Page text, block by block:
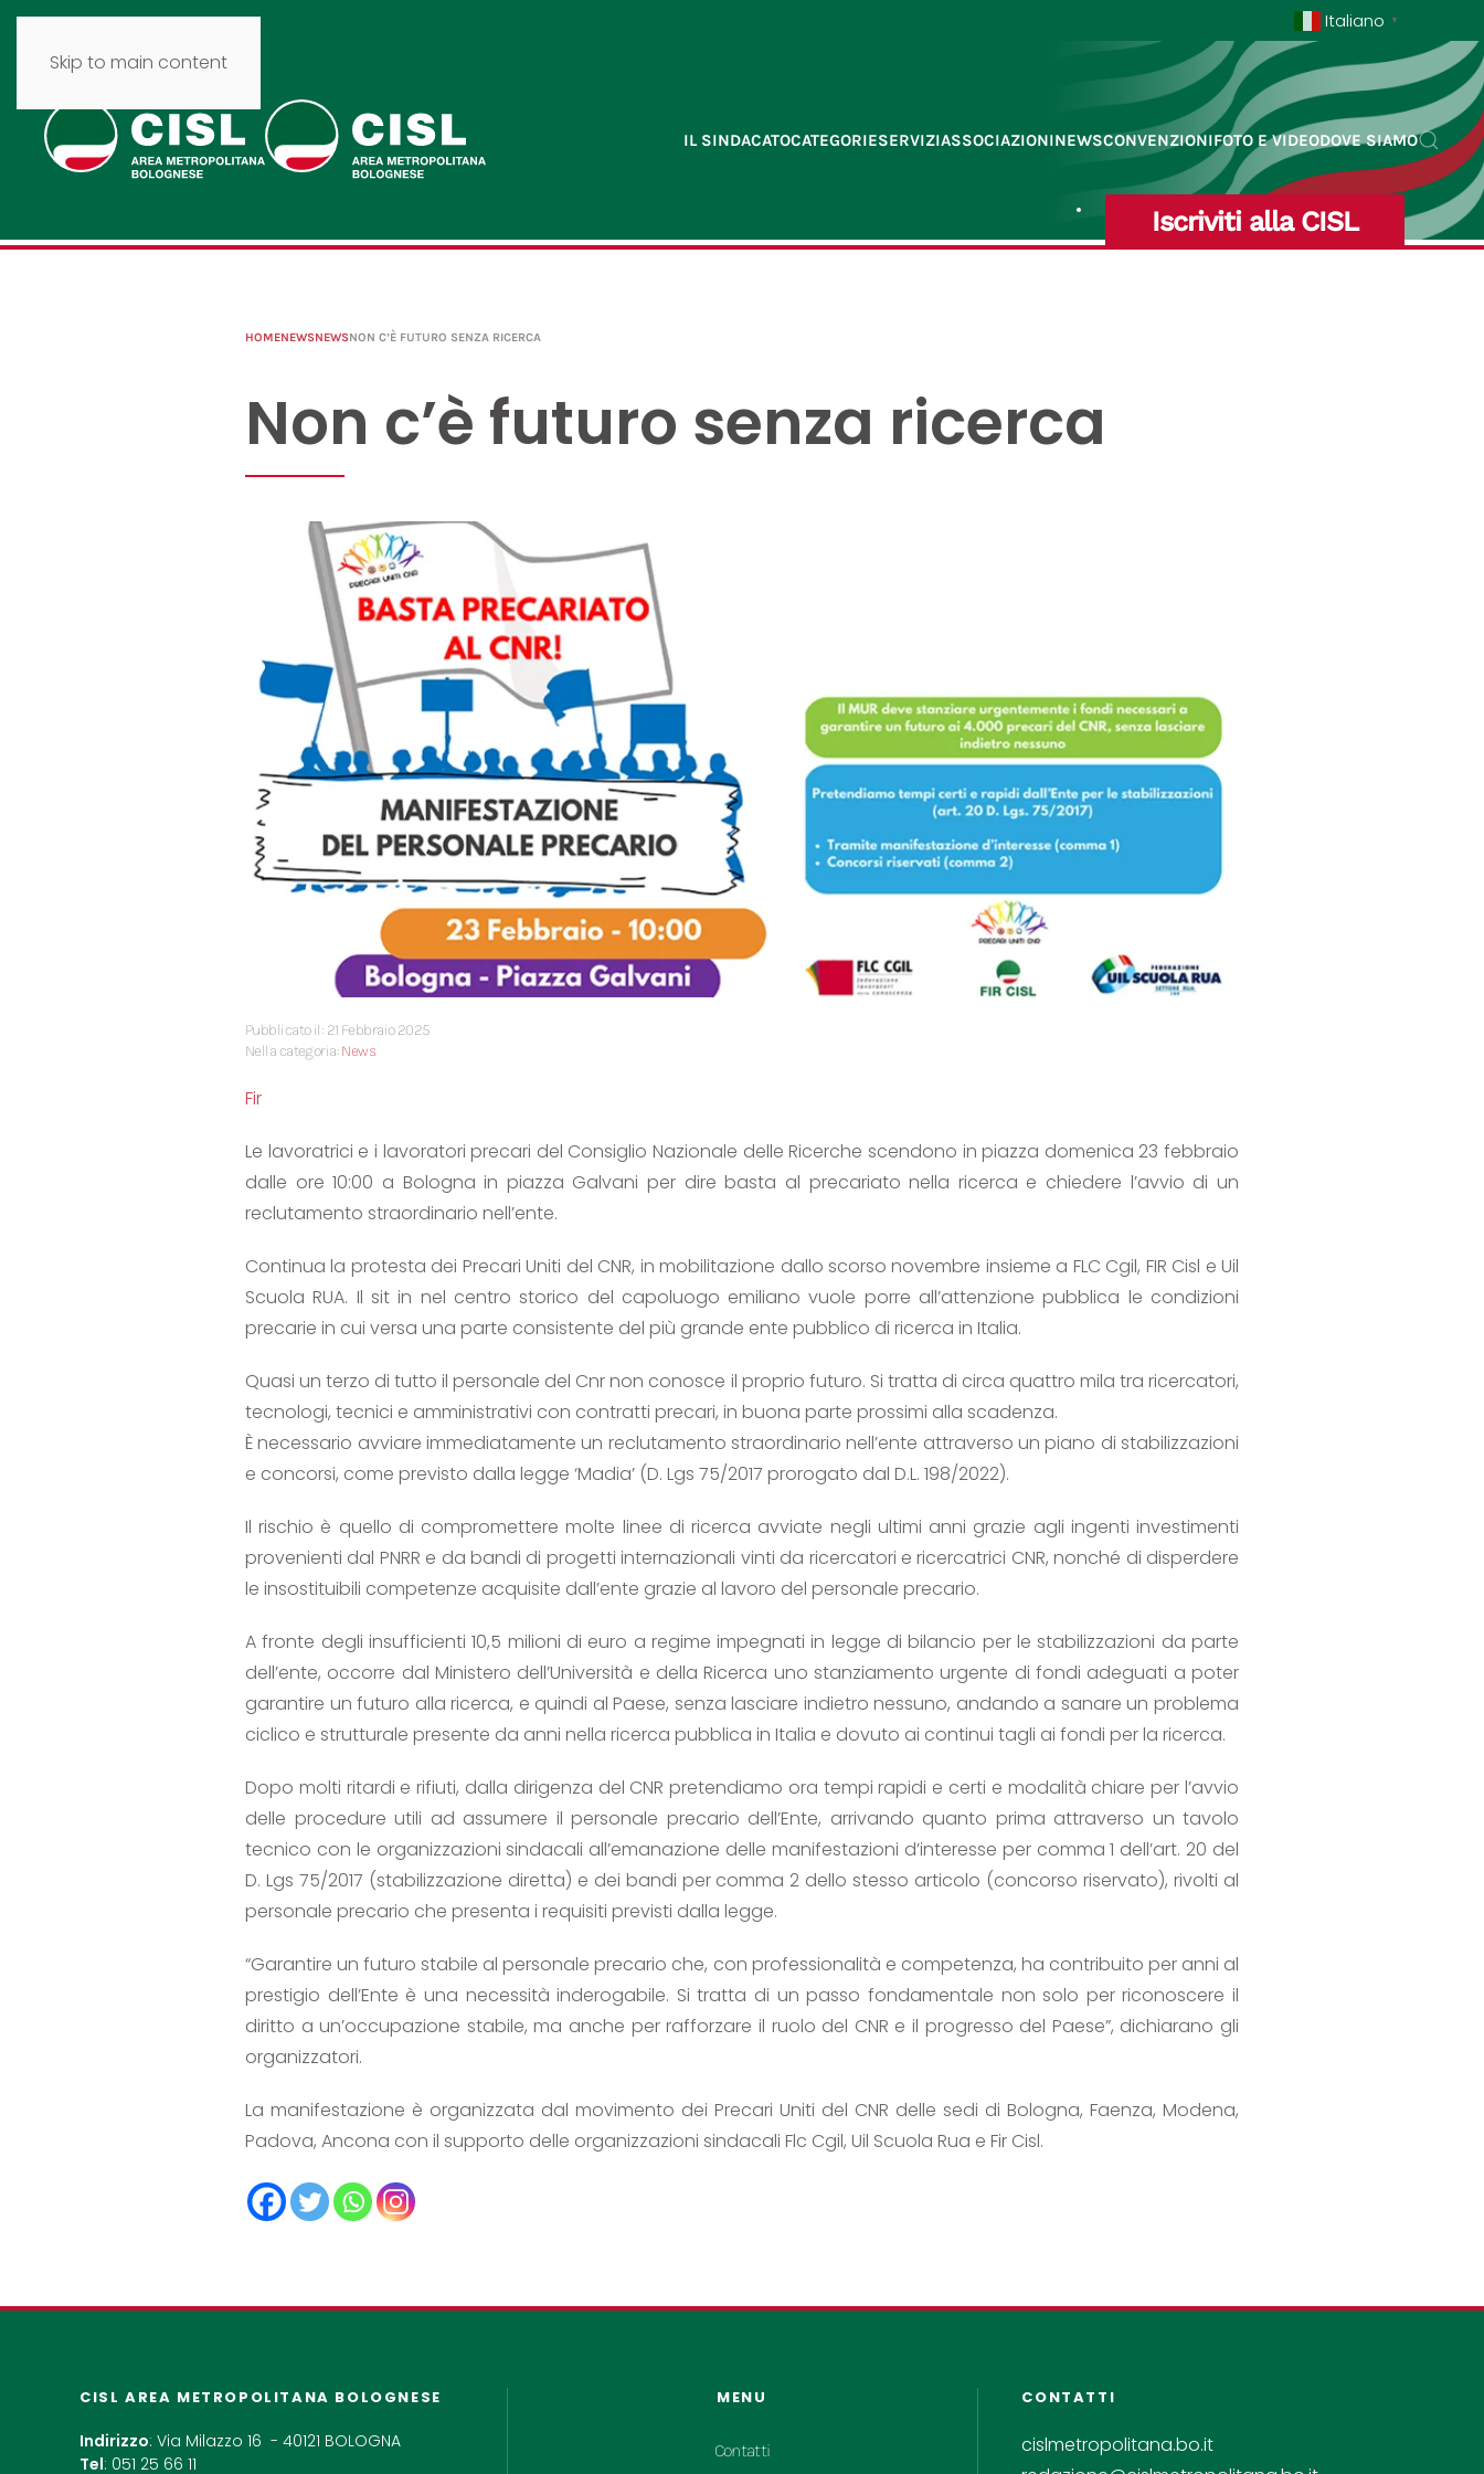
Skip to main content
Italiano ▼
IL SINDACATOCATEGORIESERVIZIASSOCIAZIONINEWSCONVENZIONIFOTO E VIDEODOVE SIAMO
Iscriviti alla CISL
HOMENEWSNEWSNON C’È FUTURO SENZA RICERCA
Non c’è futuro senza ricerca
Pubblicato il: 21 Febbraio 2025
Nella categoria:News
Fir
Le lavoratrici e i lavoratori precari del Consiglio Nazionale delle Ricerche scendono in piazza domenica 23 febbraio
dalle ore 10:00 a Bologna in piazza Galvani per dire basta al precariato nella ricerca e chiedere l’avvio di un
reclutamento straordinario nell’ente.
Continua la protesta dei Precari Uniti del CNR, in mobilitazione dallo scorso novembre insieme a FLC Cgil, FIR Cisl e Uil
Scuola RUA. Il sit in nel centro storico del capoluogo emiliano vuole porre all’attenzione pubblica le condizioni
precarie in cui versa una parte consistente del più grande ente pubblico di ricerca in Italia.
Quasi un terzo di tutto il personale del Cnr non conosce il proprio futuro. Si tratta di circa quattro mila tra ricercatori,
tecnologi, tecnici e amministrativi con contratti precari, in buona parte prossimi alla scadenza.
È necessario avviare immediatamente un reclutamento straordinario nell’ente attraverso un piano di stabilizzazioni
e concorsi, come previsto dalla legge ‘Madia’ (D. Lgs 75/2017 prorogato dal D.L. 198/2022).
Il rischio è quello di compromettere molte linee di ricerca avviate negli ultimi anni grazie agli ingenti investimenti
provenienti dal PNRR e da bandi di progetti internazionali vinti da ricercatori e ricercatrici CNR, nonché di disperdere
le insostituibili competenze acquisite dall’ente grazie al lavoro del personale precario.
A fronte degli insufficienti 10,5 milioni di euro a regime impegnati in legge di bilancio per le stabilizzazioni da parte
dell’ente, occorre dal Ministero dell’Università e della Ricerca uno stanziamento urgente di fondi adeguati a poter
garantire un futuro alla ricerca, e quindi al Paese, senza lasciare indietro nessuno, andando a sanare un problema
ciclico e strutturale presente da anni nella ricerca pubblica in Italia e dovuto ai continui tagli ai fondi per la ricerca.
Dopo molti ritardi e rifiuti, dalla dirigenza del CNR pretendiamo ora tempi rapidi e certi e modalità chiare per l’avvio
delle procedure utili ad assumere il personale precario dell’Ente, arrivando quanto prima attraverso un tavolo
tecnico con le organizzazioni sindacali all’emanazione delle manifestazioni d’interesse per comma 1 dell’art. 20 del
D. Lgs 75/2017 (stabilizzazione diretta) e dei bandi per comma 2 dello stesso articolo (concorso riservato), rivolti al
personale precario che presenta i requisiti previsti dalla legge.
“Garantire un futuro stabile al personale precario che, con professionalità e competenza, ha contribuito per anni al
prestigio dell’Ente è una necessità inderogabile. Si tratta di un passo fondamentale non solo per riconoscere il
diritto a un’occupazione stabile, ma anche per rafforzare il ruolo del CNR e il progresso del Paese”, dichiarano gli
organizzatori.
La manifestazione è organizzata dal movimento dei Precari Uniti del CNR delle sedi di Bologna, Faenza, Modena,
Padova, Ancona con il supporto delle organizzazioni sindacali Flc Cgil, Uil Scuola Rua e Fir Cisl.
CISL AREA METROPOLITANA BOLOGNESE
Indirizzo: Via Milazzo 16 - 40121 BOLOGNA
Tel: 051 25 66 11
MENU
Contatti
CONTATTI
cislmetropolitana.bo.it